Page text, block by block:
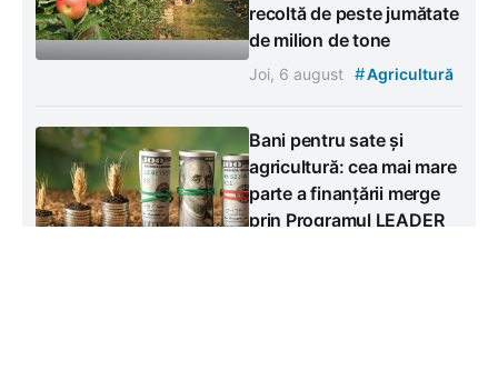
recoltă de peste jumătate
de milion de tone
Joi, 6 august #Agricultură
Bani pentru sate și
agricultură: cea mai mare
parte a finanțării merge
prin Programul LEADER